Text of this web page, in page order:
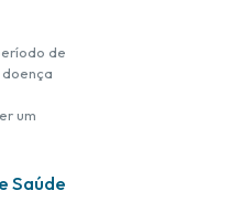
de
um
Saúde